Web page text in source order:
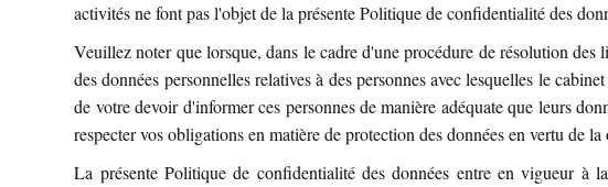
activités ne font pas l'objet de la présente Politique de confidentialité des
Veuillez noter que lorsque, dans le cadre d'une procédure de résolution des
des données personnelles relatives à des personnes avec lesquelles le
de votre devoir d'informer ces personnes de manière adéquate que leurs
respecter vos obligations en matière de protection des données en vertu de
La présente Politique de confidentialité des données entre en vigueur à